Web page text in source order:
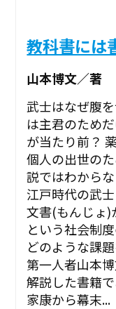
教科書には
山本博文／著
武士はなぜ腹
は主君のため
が当たり前？
個人の出世の
説ではわから
江戸時代の武
文書(もんじょ)
という社会制
どのような課
第一人者山本
解説した書籍
家康から幕末...